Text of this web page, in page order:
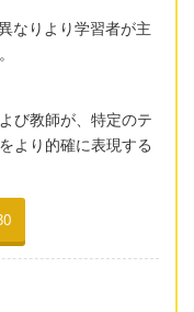
なりより学習者が主
び教師が、特定のテ
より的確に表現する